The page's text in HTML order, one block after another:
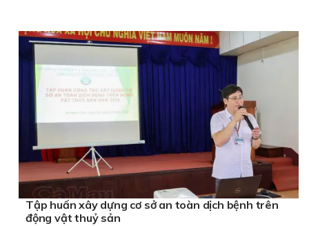
Tập huấn xây dựng cơ sở an toàn dịch bệnh trên
động vật thuỷ sản